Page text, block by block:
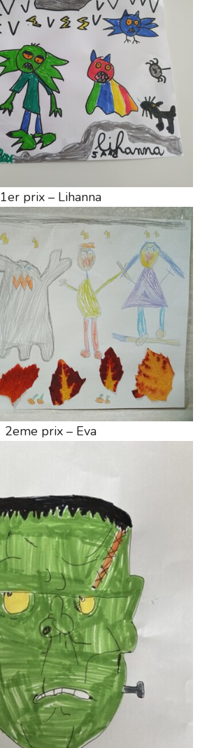
1er prix – Lihanna
2eme prix – Eva